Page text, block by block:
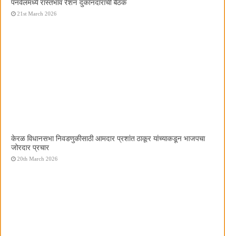
पनवेलमध्ये रास्तभाव रेशन दुकानदारांची बैठक
21st March 2026
केरळ विधानसभा निवडणुकीसाठी आमदार प्रशांत ठाकूर यांच्याकडून भाजपचा
जोरदार प्रचार
20th March 2026